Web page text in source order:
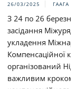
26/03/2025 ГААГА
З 24 по 26
засідання
укладення
Компенсаційної
організований
важливим